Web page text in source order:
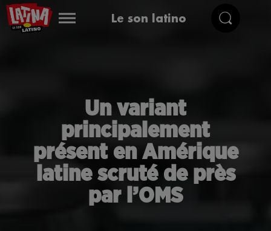
Le son latino
Un variant
principalement
présent en Amérique
latine scruté de près
par l’OMS